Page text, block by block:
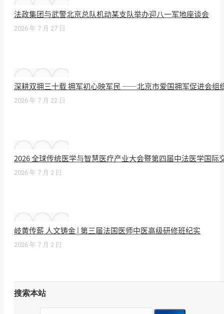
法政集团与武警北京总队机动某支队举办迎八一军地座谈会
2026 年 7 月 27 日
深耕双拥三十载 拥军初心映军民 ——北京市爱国拥军促进会组
2026 年 7 月 22 日
2026 全球传统医学与智慧医疗产业大会暨第四届中法医学国际
2026 年 7 月 2 日
岐黄传薪 人文铸金 | 第三届法国医师中医高级研修班纪实
2026 年 7 月 2 日
搜索本站